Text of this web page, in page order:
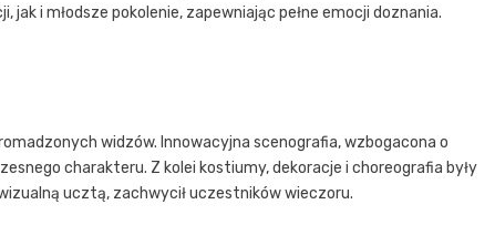
i młodsze pokolenie, zapewniając pełne emocji doznania.
widzów. Innowacyjna scenografia, wzbogacona o
charakteru. Z kolei kostiumy, dekoracje i choreografia były
ucztą, zachwycił uczestników wieczoru.